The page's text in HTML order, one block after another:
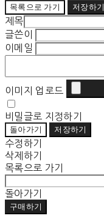
목록으로 가기 저장하기
제목
글쓴이
이메일
이미지 업로드
비밀글로 지정하기
돌아가기 저장하기
수정하기
삭제하기
목록으로 가기
돌아가기
구매하기